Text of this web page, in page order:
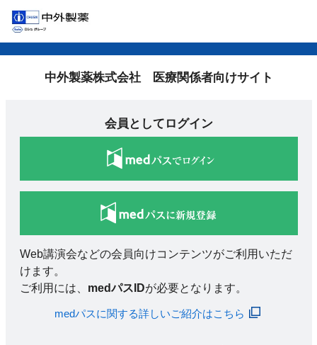
中外製薬株式会社 医療関係者向けサイト
会員としてログイン
Web講演会などの会員向けコンテンツがご利用いただ
けます。
ご利用には、 medパスIDが必要となります。
medパスに関する詳しいご紹介はこちら